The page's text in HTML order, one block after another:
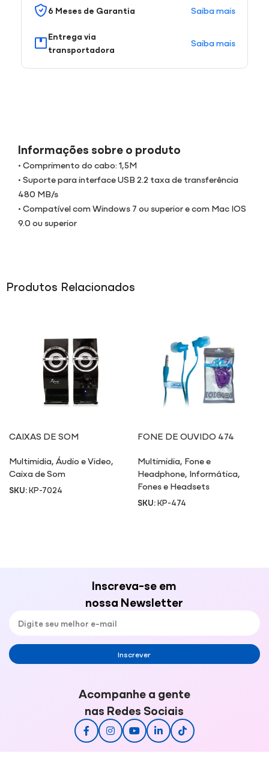
6 Meses de Garantia Saiba mais
Entrega via
transportadora
Saiba mais
Informações sobre o produto
• Comprimento do cabo: 1,5M
• Suporte para interface USB 2.2 taxa de transferência
480 MB/s
• Compatível com Windows 7 ou superior e com Mac IOS
9.0 ou superior
Produtos Relacionados
CAIXAS DE SOM
Multimidia,Áudio e Video,
Caixa de Som
SKU:KP-7024
FONE DE OUVIDO 474
Multimidia, Fone e
Headphone, Informática,
Fones e Headsets
SKU:KP-474
Inscreva-se em
nossa Newsletter
Inscrever
Acompanhe a gente
nas Redes Sociais